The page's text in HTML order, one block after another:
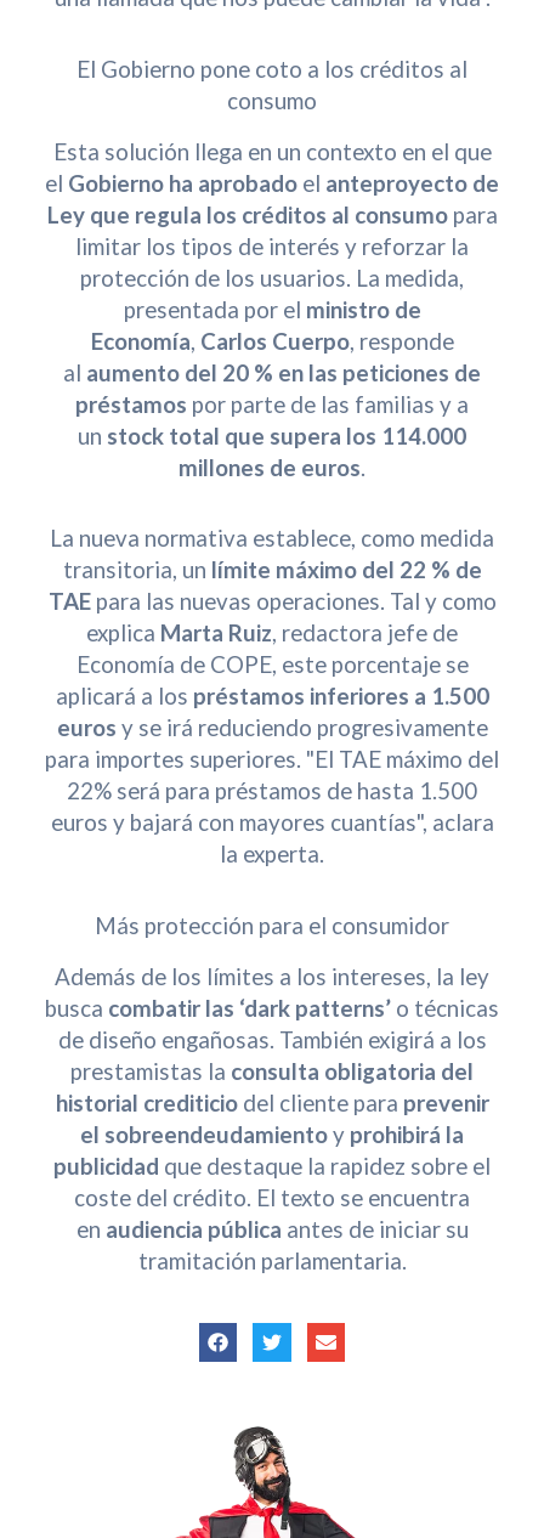
El Gobierno pone coto a los créditos al
consumo
Esta solución llega en un contexto en el que
el Gobierno ha aprobado el anteproyecto de
Ley que regula los créditos al consumopara
limitar los tipos de interés y reforzar la
protección de los usuarios. La medida,
presentada por el ministro de
Economía, Carlos Cuerpo, responde
al aumento del 20 % en las peticiones de
préstamos por parte de las familias y a
un stock total que supera los 114.000
millones de euros.
La nueva normativa establece, como medida
transitoria, un límite máximo del 22 % de
TAEpara las nuevas operaciones. Tal y como
explica Marta Ruiz, redactora jefe de
Economía de COPE, este porcentaje se
aplicará a los préstamos inferiores a 1.500
euros y se irá reduciendo progresivamente
para importes superiores. "El TAE máximo del
22% será para préstamos de hasta 1.500
euros y bajará con mayores cuantías", aclara
la experta.
Más protección para el consumidor
Además de los límites a los intereses, la ley
busca combatir las ‘dark patterns’ o técnicas
de diseño engañosas. También exigirá a los
prestamistas la consulta obligatoria del
historial crediticiodel cliente para prevenir
el sobreendeudamientoy prohibirá la
publicidad que destaque la rapidez sobre el
coste del crédito. El texto se encuentra
en audiencia pública antes de iniciar su
tramitación parlamentaria.